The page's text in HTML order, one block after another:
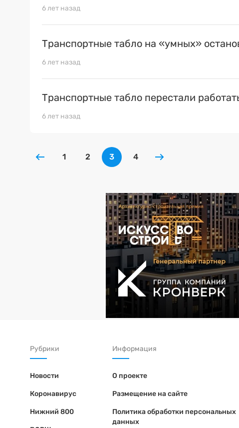
6 лет назад
Транспортные табло на «умных»
6 лет назад
Транспортные табло перестали
6 лет назад
1 2 3 4
Рубрики
Новости
Коронавирус
Нижний 800
Информация
О проекте
Размещение на сайте
Политика обработки персональных
данных